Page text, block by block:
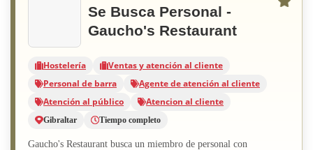
Se Busca Personal -
Gaucho's Restaurant
Hostelería
Ventas y atención al cliente
Personal de barra
Agente de atención al cliente
Atención al público
Atencion al cliente
Gibraltar Tiempo completo
Gaucho's Restaurant busca un miembro de personal con